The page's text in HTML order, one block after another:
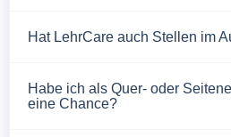
Hat LehrCare auch Stellen im
Habe ich als Quer- oder
eine Chance?